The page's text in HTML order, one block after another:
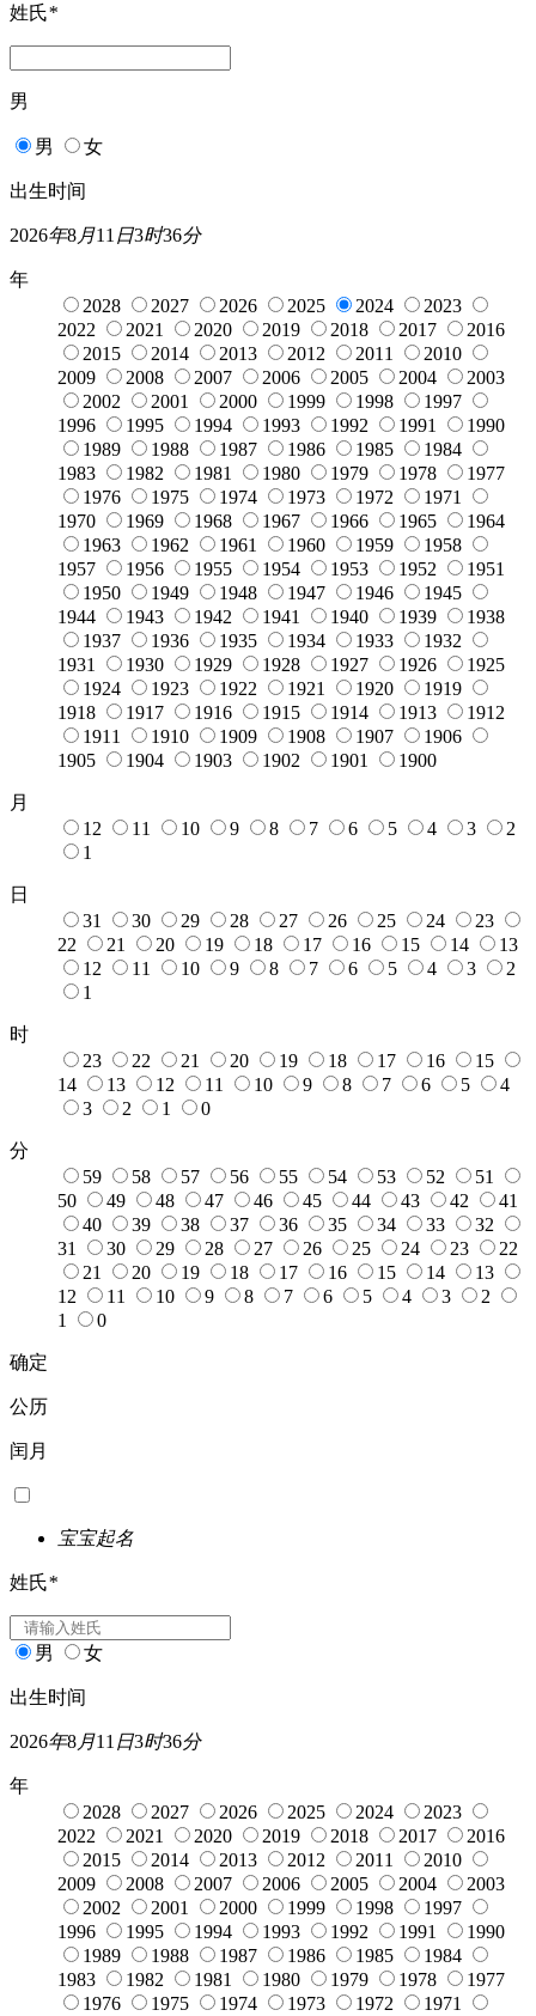
姓氏*
男
男 女
出生时间
2026年8月11 日3时36分
年
2028
2027 2026 2025 2024
2023
2022
2021 2020 2019 2018 2017
2016
2015
2014 2013 2012 2011
2010
2009
2008 2007 2006 2005 2004
2003
2002
2001 2000 1999 1998
1997
1996
1995 1994 1993 1992 1991
1990
1989
1988 1987 1986 1985
1984
1983
1982 1981 1980 1979 1978
1977
1976
1975 1974 1973 1972
1971
1970
1969 1968 1967 1966 1965
1964
1963
1962 1961 1960 1959
1958
1957
1956 1955 1954 1953 1952
1951
1950
1949 1948 1947 1946
1945
1944
1943 1942 1941 1940 1939
1938
1937
1936 1935 1934 1933
1932
1931
1930 1929 1928 1927 1926
1925
1924
1923 1922 1921 1920
1919
1918
1917 1916 1915 1914 1913
1912
1911
1910 1909 1908 1907
1906
1905
1904 1903 1902 1901 1900
月
12
11 10 9 8 7 6 5 4 3
2
1
日
31
30 29 28 27 26 25 24
23
22
21 20 19 18 17 16 15 14
13
12
11 10 9 8 7 6 5 4 3
2
1
时
23
22 21 20 19 18 17 16
15
14
13 12 11 10 9 8 7 6 5
4
3
2 1 0
分
59
58 57 56 55 54 53 52
51
50
49 48 47 46 45 44 43 42
41
40
39 38 37 36 35 34 33
32
31
30 29 28 27 26 25 24 23
22
21
20 19 18 17 16 15 14
13
12
11 10 9 8 7 6 5 4 3
2
1
0
确定
公历
闰月
宝宝起名
姓氏*
男 女
出生时间
2026年8月11 日3时36分
年
2028
2027 2026 2025 2024
2023
2022
2021 2020 2019 2018 2017
2016
2015
2014 2013 2012 2011
2010
2009
2008 2007 2006 2005 2004
2003
2002
2001 2000 1999 1998
1997
1996
1995 1994 1993 1992 1991
1990
1989
1988 1987 1986 1985
1984
1983
1982 1981 1980 1979 1978
1977
1976
1975 1974 1973 1972
1971